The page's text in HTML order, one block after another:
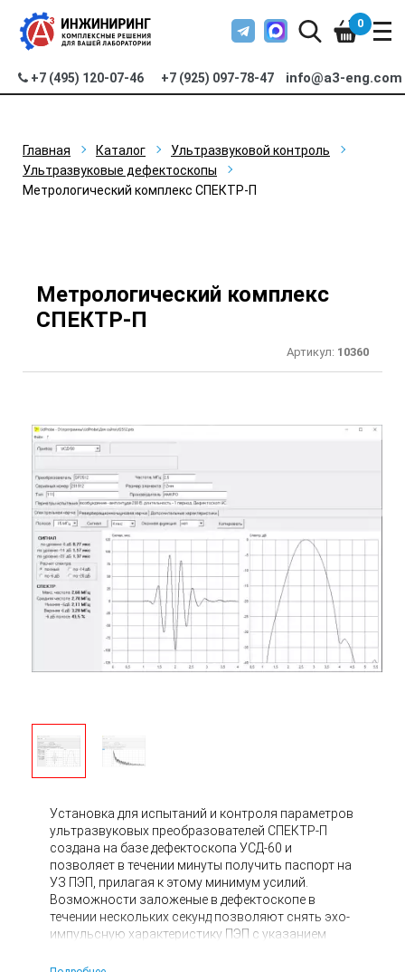
+7 (495) 120-07-46 +7 (925) 097-78-47 info@a3-eng.com
0
Главная Каталог
Ультразвуковой контроль
Ультразвуковые дефектоскопы
Метрологический комплекс СПЕКТР-П
Метрологический комплекс
СПЕКТР-П
Артикул: 10360
Установка для испытаний и контроля параметров
ультразвуковых преобразователей СПЕКТР-П
создана на базе дефектоскопа УСД-60 и
позволяет в течении минуты получить паспорт на
УЗ ПЭП, прилагая к этому минимум усилий.
Возможности заложеные в дефектоскопе в
течении нескольких секунд позволяют снять эхо-
импульсную характеристику ПЭП с указанием
спектральную характеристику сигнала и